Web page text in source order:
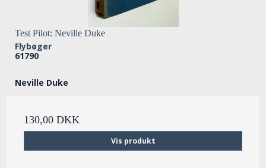
Test Pilot: Neville Duke
Flybøger
61790
Neville Duke
130,00 DKK
Vis produkt